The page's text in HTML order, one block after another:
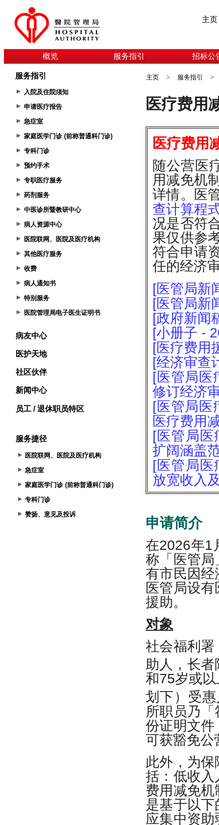
主页
概览 服务指引 招标公
服务指引
入院及住院须知
申请医疗报告
急症室
家庭医学门诊 (前称普通科门诊)
专科门诊
预约手术
专职医疗服务
药剂服务
中医诊所暨教研中心
病人资源中心
医院联网、医院及医疗机构
其他医疗服务
收费
病人通知书
特别服务
医院管理局电子医生证明书
病友中心
医护天地
社区伙伴
新闻中心
员工 / 退休职员特区
服务捷径
医院联网、医院及医疗机构
急症室
家庭医学门诊 (前称普通科门诊)
专科门诊
赞扬、意见及投诉
主页 > 服务指引 >